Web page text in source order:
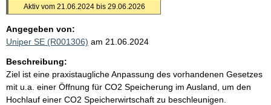
Aktiv vom 21.06.2024 bis 29.06.2026
Angegeben von:
Uniper SE (R001306) am 21.06.2024
Beschreibung:
Ziel ist eine praxistaugliche Anpassung des vorhandenen Gesetzes
mit u.a. einer Öffnung für CO2 Speicherung im Ausland, um den
Hochlauf einer CO2 Speicherwirtschaft zu beschleunigen.